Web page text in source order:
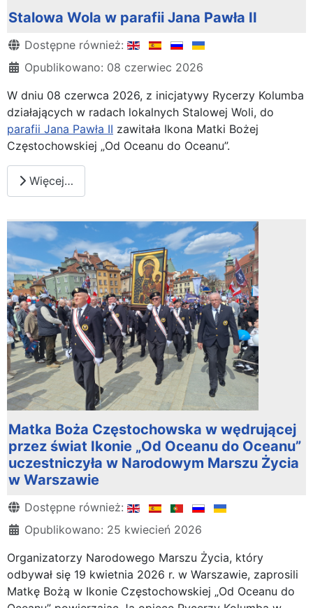
Stalowa Wola w parafii Jana Pawła II
Szczegóły
Dostępne również:
Opublikowano: 08 czerwiec 2026
W dniu 08 czerwca 2026, z inicjatywy Rycerzy Kolumba
działających w radach lokalnych Stalowej Woli, do
parafii Jana Pawła II zawitała Ikona Matki Bożej
Częstochowskiej „Od Oceanu do Oceanu”.
Więcej…
Matka Boża Częstochowska w wędrującej
przez świat Ikonie „Od Oceanu do Oceanu”
uczestniczyła w Narodowym Marszu Życia
w Warszawie
Szczegóły
Dostępne również:
Opublikowano: 25 kwiecień 2026
Organizatorzy Narodowego Marszu Życia, który
odbywał się 19 kwietnia 2026 r. w Warszawie, zaprosili
Matkę Bożą w Ikonie Częstochowskiej „Od Oceanu do